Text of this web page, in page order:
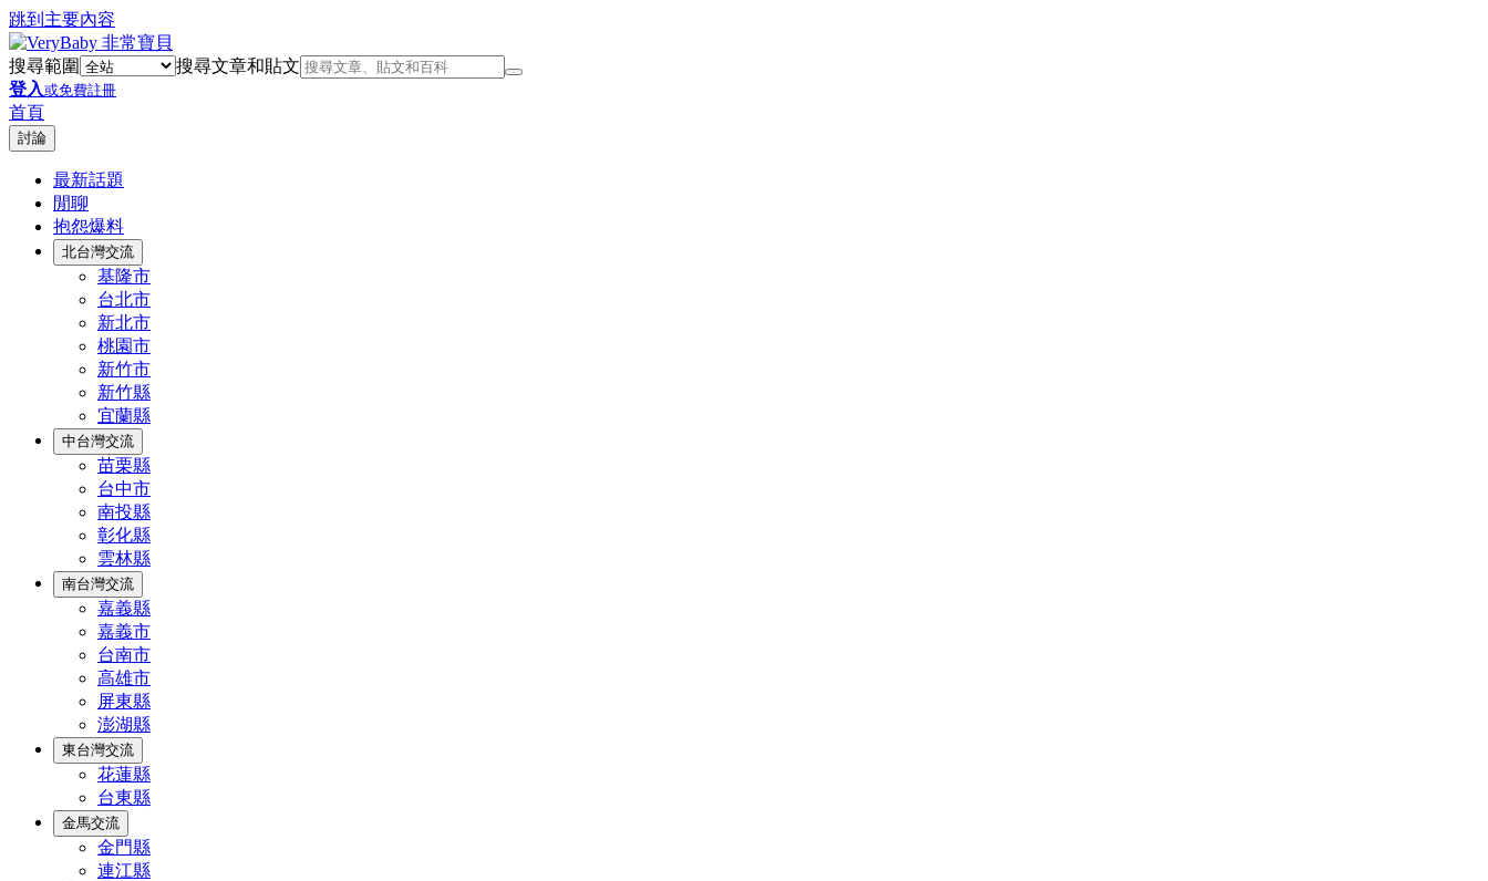
跳到主要內容
搜尋範圍
搜尋文章和貼文
登入或免費註冊
首頁
討論
最新話題
閒聊
抱怨爆料
北台灣交流
基隆市
台北市
新北市
桃園市
新竹市
新竹縣
宜蘭縣
中台灣交流
苗栗縣
台中市
南投縣
彰化縣
雲林縣
南台灣交流
嘉義縣
嘉義市
台南市
高雄市
屏東縣
澎湖縣
東台灣交流
花蓮縣
台東縣
金馬交流
金門縣
連江縣